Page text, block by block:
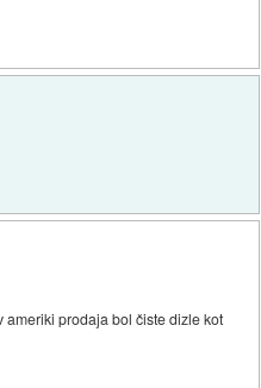
ameriki prodaja bol čiste dizle kot